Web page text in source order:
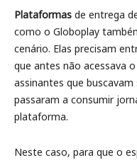
Plataformas de entrega
como o Globoplay
cenário. Elas precisam
que antes não acessava o
assinantes que
passaram a consumir
plataforma.
Neste caso, para que o